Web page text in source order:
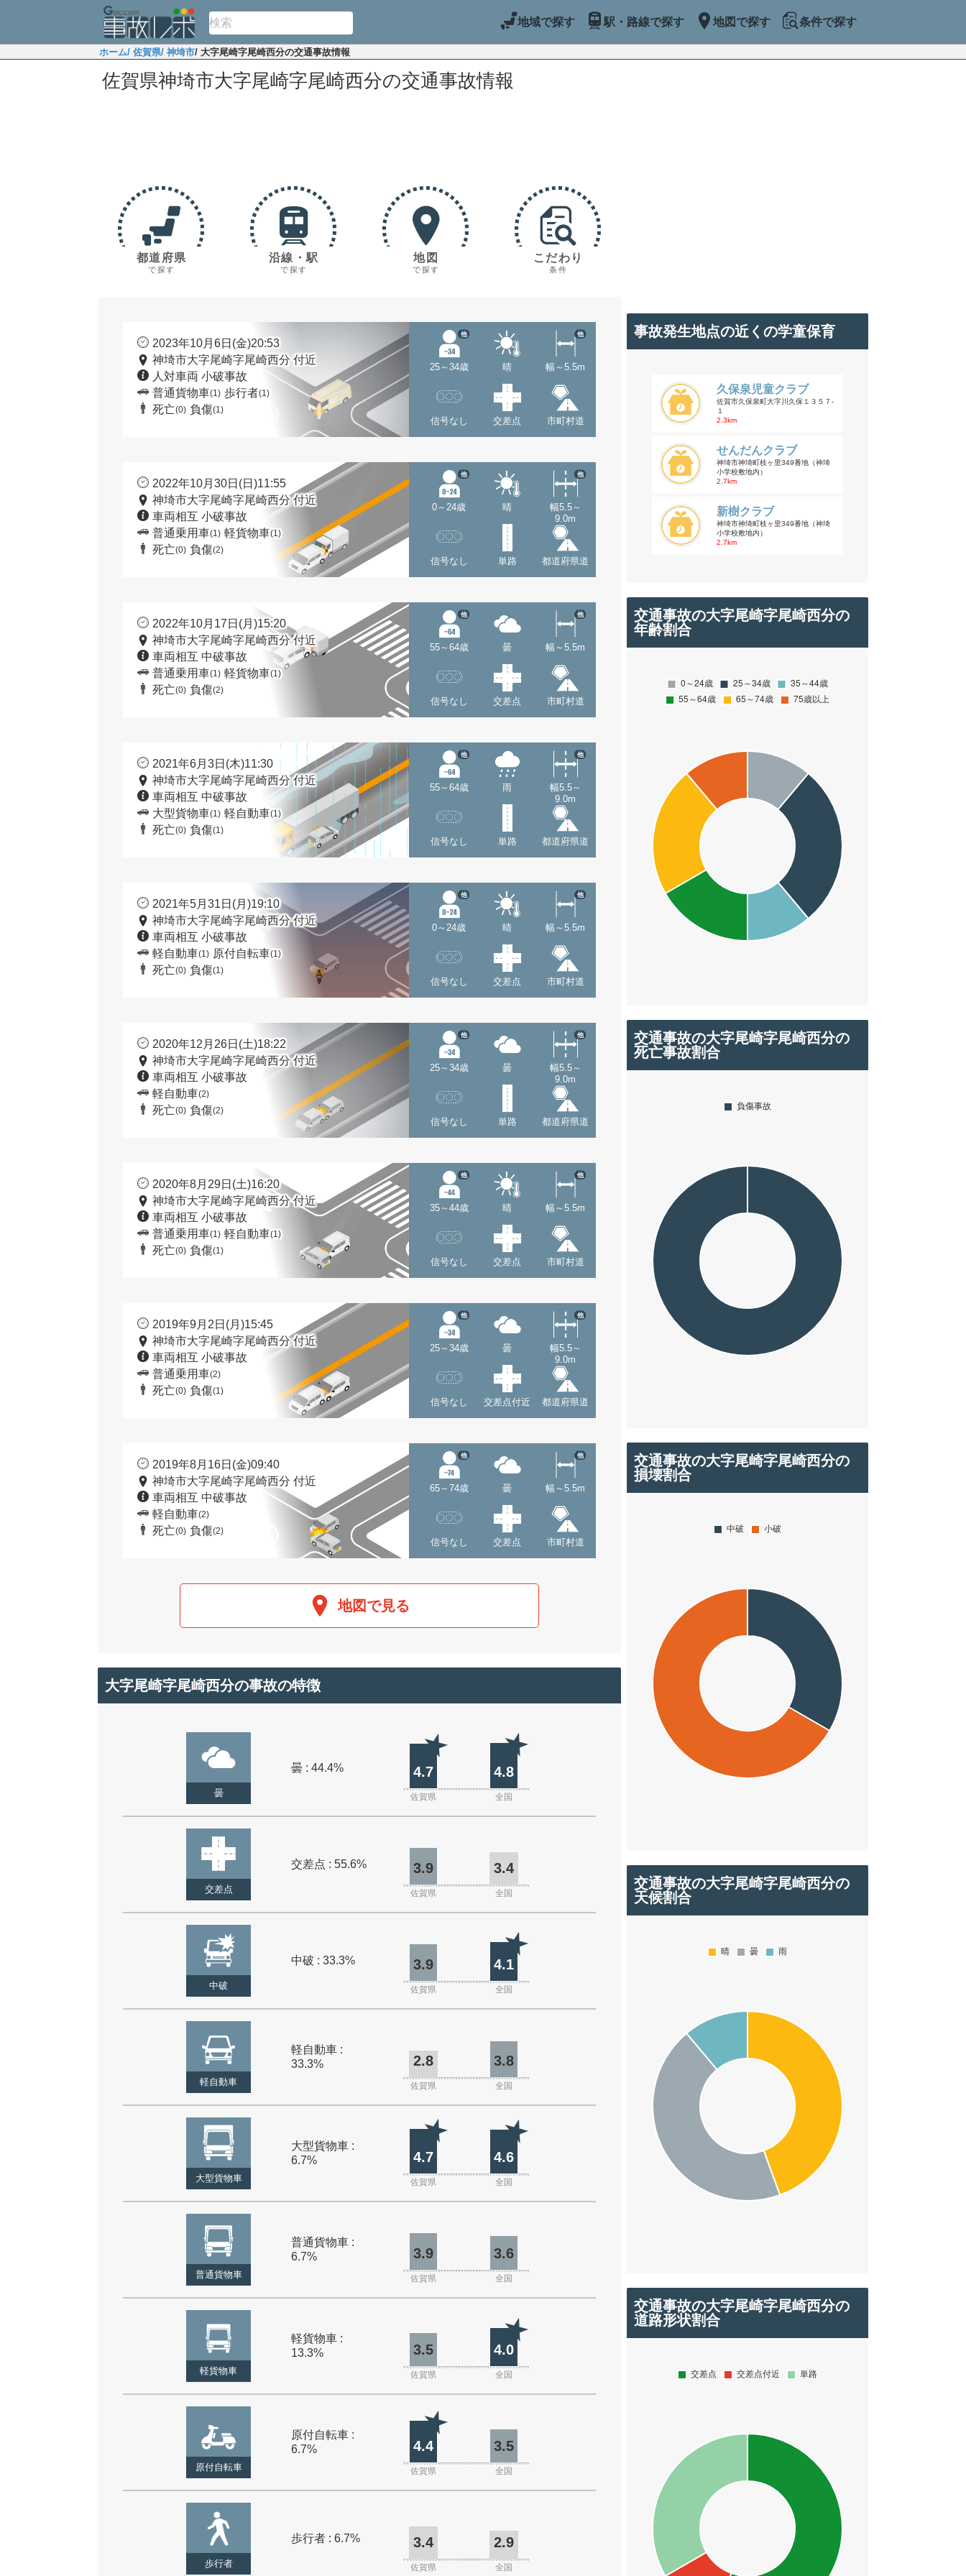
地域で探す 駅・路線で探す 地図で探す 条件で探す
ホーム/ 佐賀県/ 神埼市/ 大字尾崎字尾崎西分の交通事故情報
佐賀県神埼市大字尾崎字尾崎西分の交通事故情報
都道府県
で探す
沿線・駅
で探す
地図
で探す
こだわり
条件
2023年10月6日(金)20:53
神埼市大字尾崎字尾崎西分 付近
人対車両 小破事故
普通貨物車(1) 歩行者(1)
死亡(0) 負傷(1)
25～34歳
他
晴 幅～5.5m
他
信号なし 交差点 市町村道
2022年10月30日(日)11:55
神埼市大字尾崎字尾崎西分 付近
車両相互 小破事故
普通乗用車(1) 軽貨物車(1)
死亡(0) 負傷(2)
0～24歳
他
晴
幅5.5～
9.0m
他
信号なし 単路 都道府県道
2022年10月17日(月)15:20
神埼市大字尾崎字尾崎西分 付近
車両相互 中破事故
普通乗用車(1) 軽貨物車(1)
死亡(0) 負傷(2)
55～64歳
他
曇 幅～5.5m
他
信号なし 交差点 市町村道
2021年6月3日(木)11:30
神埼市大字尾崎字尾崎西分 付近
車両相互 中破事故
大型貨物車(1) 軽自動車(1)
死亡(0) 負傷(1)
55～64歳
他
雨
幅5.5～
9.0m
他
信号なし 単路 都道府県道
2021年5月31日(月)19:10
神埼市大字尾崎字尾崎西分 付近
車両相互 小破事故
軽自動車(1) 原付自転車(1)
死亡(0) 負傷(1)
0～24歳
他
晴 幅～5.5m
他
信号なし 交差点 市町村道
2020年12月26日(土)18:22
神埼市大字尾崎字尾崎西分 付近
車両相互 小破事故
軽自動車(2)
死亡(0) 負傷(2)
25～34歳
他
曇
幅5.5～
9.0m
他
信号なし 単路 都道府県道
2020年8月29日(土)16:20
神埼市大字尾崎字尾崎西分 付近
車両相互 小破事故
普通乗用車(1) 軽自動車(1)
死亡(0) 負傷(1)
35～44歳
他
晴 幅～5.5m
他
信号なし 交差点 市町村道
2019年9月2日(月)15:45
神埼市大字尾崎字尾崎西分 付近
車両相互 小破事故
普通乗用車(2)
死亡(0) 負傷(1)
25～34歳
他
曇
幅5.5～
9.0m
他
信号なし 交差点付近 都道府県道
2019年8月16日(金)09:40
神埼市大字尾崎字尾崎西分 付近
車両相互 中破事故
軽自動車(2)
死亡(0) 負傷(2)
65～74歳
他
曇 幅～5.5m
他
信号なし 交差点 市町村道
地図で見る
大字尾崎字尾崎西分の事故の特徴
曇
曇 : 44.4% 4.7 4.8
佐賀県 全国
交差点
交差点 : 55.6% 3.9 3.4
佐賀県 全国
中破
中破 : 33.3% 3.9 4.1
佐賀県 全国
軽自動車
軽自動車 :
33.3%
2.8 3.8
佐賀県 全国
大型貨物車
大型貨物車 :
6.7%
4.7 4.6
佐賀県 全国
普通貨物車
普通貨物車 :
6.7%
3.9 3.6
佐賀県 全国
軽貨物車
軽貨物車 :
13.3%
3.5 4.0
佐賀県 全国
原付自転車
原付自転車 :
6.7%
4.4 3.5
佐賀県 全国
歩行者
歩行者 : 6.7% 3.4 2.9
佐賀県 全国
事故発生地点の近くの学童保育
久保泉児童クラブ
佐賀市久保泉町大字川久保１３５７-
１
2.3km
せんだんクラブ
神埼市神埼町枝ヶ里349番地（神埼
小学校敷地内）
2.7km
新樹クラブ
神埼市神埼町枝ヶ里349番地（神埼
小学校敷地内）
2.7km
交通事故の大字尾崎字尾崎西分の
年齢割合
交通事故の大字尾崎字尾崎西分の
死亡事故割合
交通事故の大字尾崎字尾崎西分の
損壊割合
交通事故の大字尾崎字尾崎西分の
天候割合
交通事故の大字尾崎字尾崎西分の
道路形状割合